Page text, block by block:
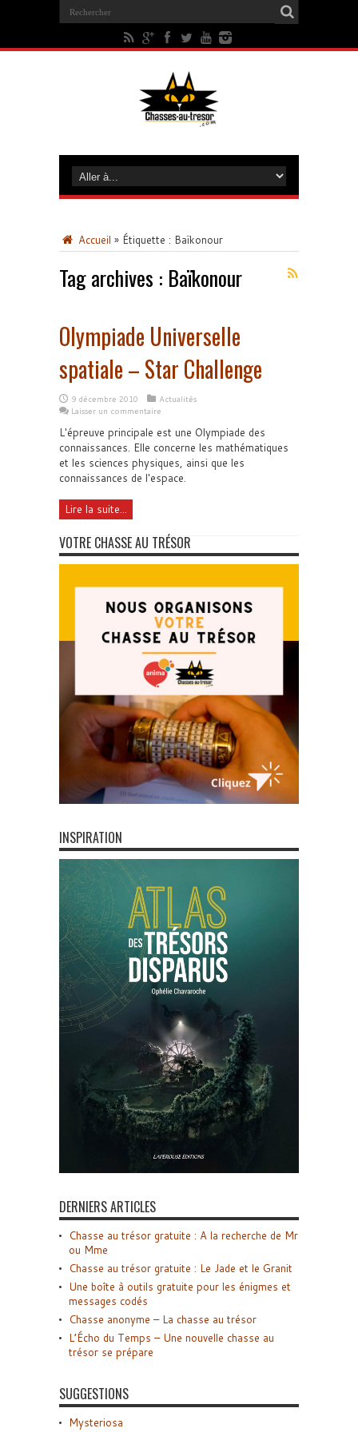
Accueil » Étiquette : Baïkonour
Tag archives : Baïkonour
Olympiade Universelle
spatiale – Star Challenge
9 décembre 2010
Actualités
Laisser un commentaire
L'épreuve principale est une Olympiade des
connaissances. Elle concerne les mathématiques
et les sciences physiques, ainsi que les
connaissances de l'espace.
Lire la suite...
VOTRE CHASSE AU TRÉSOR
INSPIRATION
DERNIERS ARTICLES
Chasse au trésor gratuite : A la recherche de Mr
ou Mme
Chasse au trésor gratuite : Le Jade et le Granit
Une boîte à outils gratuite pour les énigmes et
messages codés
Chasse anonyme – La chasse au trésor
L’Écho du Temps – Une nouvelle chasse au
trésor se prépare
SUGGESTIONS
Mysteriosa